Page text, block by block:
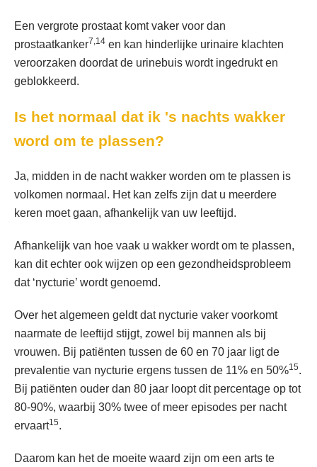
Een vergrote prostaat komt vaker voor dan
prostaatkanker7,14 en kan hinderlijke urinaire klachten
veroorzaken doordat de urinebuis wordt ingedrukt en
geblokkeerd.
Is het normaal dat ik 's nachts wakker
word om te plassen?
Ja, midden in de nacht wakker worden om te plassen is
volkomen normaal. Het kan zelfs zijn dat u meerdere
keren moet gaan, afhankelijk van uw leeftijd.
Afhankelijk van hoe vaak u wakker wordt om te plassen,
kan dit echter ook wijzen op een gezondheidsprobleem
dat ‘nycturie’ wordt genoemd.
Over het algemeen geldt dat nycturie vaker voorkomt
naarmate de leeftijd stijgt, zowel bij mannen als bij
vrouwen. Bij patiënten tussen de 60 en 70 jaar ligt de
prevalentie van nycturie ergens tussen de 11% en 50%15.
Bij patiënten ouder dan 80 jaar loopt dit percentage op tot
80-90%, waarbij 30% twee of meer episodes per nacht
ervaart15.
Daarom kan het de moeite waard zijn om een arts te